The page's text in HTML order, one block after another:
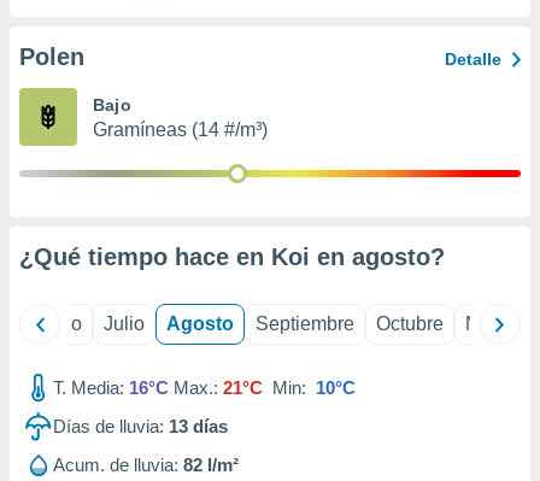
e
mediante
de
Polen Detalle
Bajo
Gramíneas (14 #/m³)
¿Qué tiempo hace en Koi en agosto?
Junio Julio Agosto Septiembre Octubre
T. Media: 16°C Max.: 21°C Min: 10°C
Días de lluvia: 13 días
Acum. de lluvia: 82 l/m²